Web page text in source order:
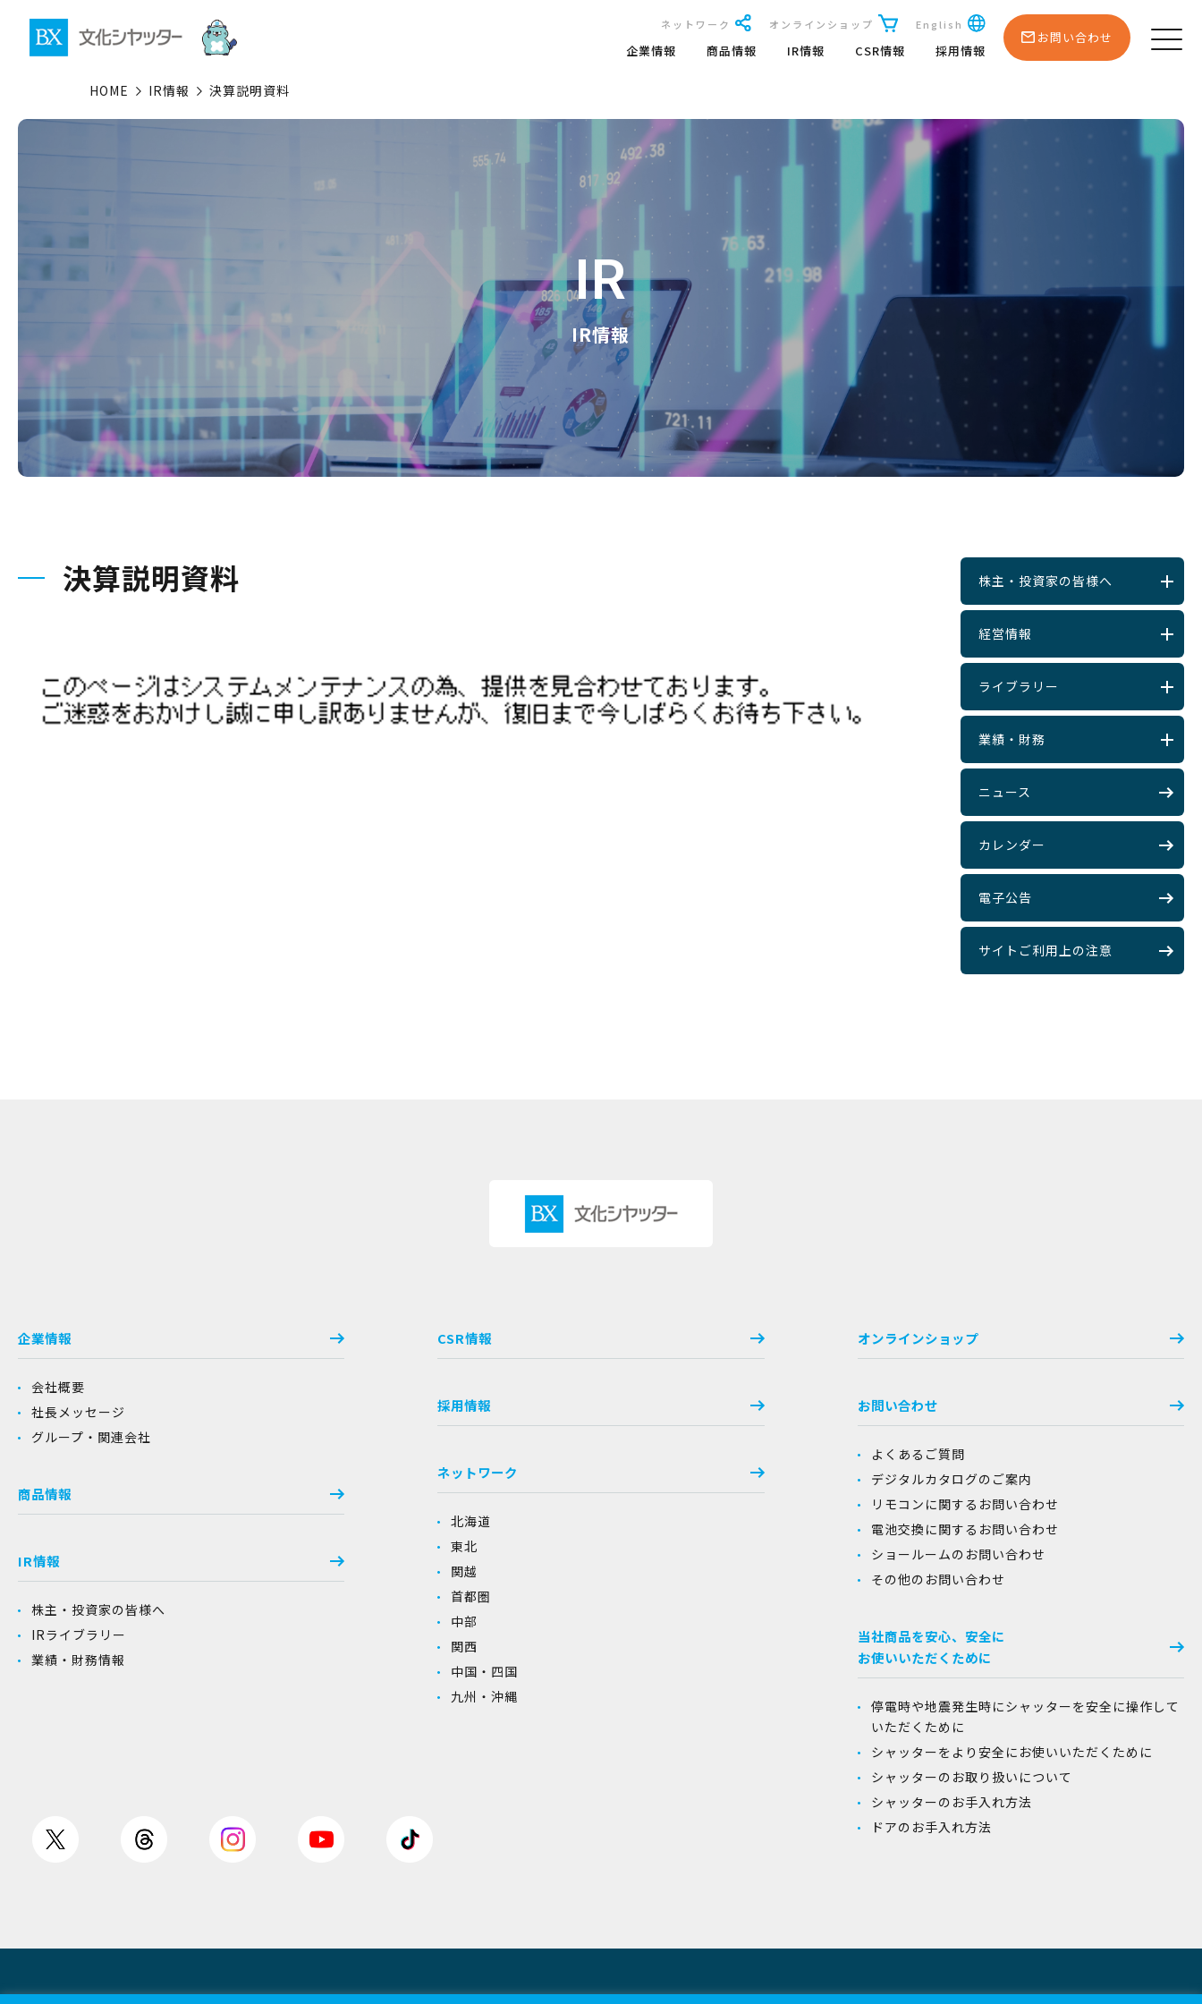
ネットワーク オンラインショップ English
企業情報 商品情報 IR情報 CSR情報 採用情報
お問い合わせ
HOME IR情報 決算説明資料
IR
IR情報
決算説明資料 株主・投資家の皆様へ
経営情報
ライブラリー
業績・財務
ニュース
カレンダー
電子公告
サイトご利用上の注意
企業情報
会社概要
社長メッセージ
グループ・関連会社
商品情報
IR情報
株主・投資家の皆様へ
IRライブラリー
業績・財務情報
CSR情報
採用情報
ネットワーク
北海道
東北
関越
首都圏
中部
関西
中国・四国
九州・沖縄
オンラインショップ
お問い合わせ
よくあるご質問
デジタルカタログのご案内
リモコンに関するお問い合わせ
電池交換に関するお問い合わせ
ショールームのお問い合わせ
その他のお問い合わせ
当社商品を安心、安全に
お使いいただくために
停電時や地震発生時にシャッターを安全に操作して
いただくために
シャッターをより安全にお使いいただくために
シャッターのお取り扱いについて
シャッターのお手入れ方法
ドアのお手入れ方法